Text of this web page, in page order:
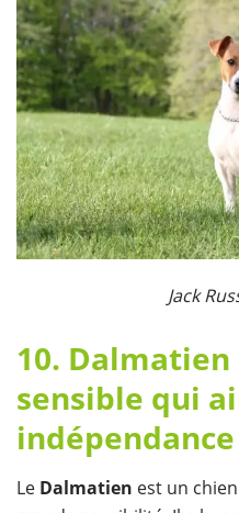
Jack
10.
sensible qui
indépendance
Le Dalmatien est un chien